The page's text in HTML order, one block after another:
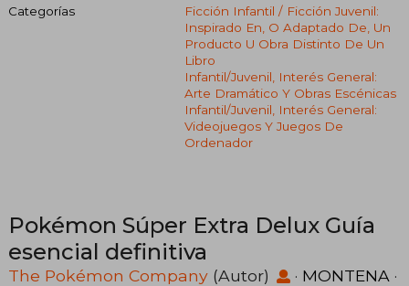
Categorías
Ficción Infantil / Ficción Juvenil:
Inspirado En, O Adaptado De, Un
Producto U Obra Distinto De Un
Libro
Infantil/juvenil, Interés General:
Arte Dramático Y Obras Escénicas
Infantil/juvenil, Interés General:
Videojuegos Y Juegos De
Ordenador
Pokémon Súper Extra Delux Guía
esencial definitiva
The Pokémon Company (Autor) · MONTENA ·